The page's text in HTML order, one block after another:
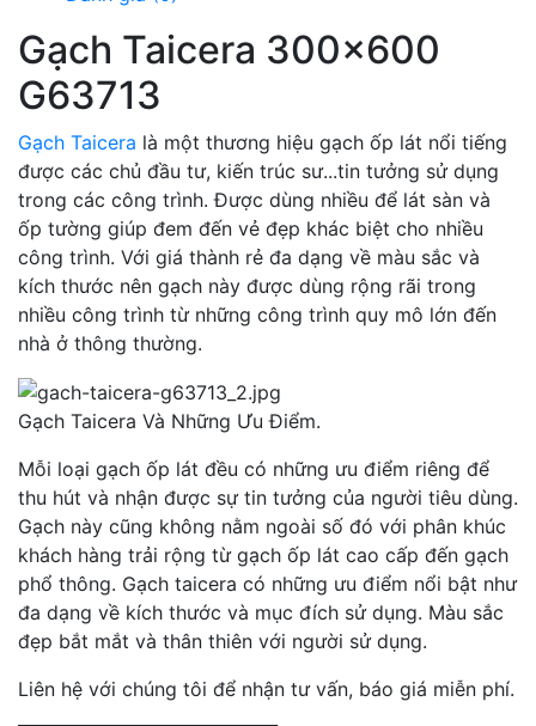
Gạch Taicera 300x600
G63713
Gạch Taicera là một thương hiệu gạch ốp lát nổi tiếng
được các chủ đầu tư, kiến trúc sư...tin tưởng sử dụng
trong các công trình. Được dùng nhiều để lát sàn và
ốp tường giúp đem đến vẻ đẹp khác biệt cho nhiều
công trình. Với giá thành rẻ đa dạng về màu sắc và
kích thước nên gạch này được dùng rộng rãi trong
nhiều công trình từ những công trình quy mô lớn đến
nhà ở thông thường.
Gạch Taicera Và Những Ưu Điểm.
Mỗi loại gạch ốp lát đều có những ưu điểm riêng để
thu hút và nhận được sự tin tưởng của người tiêu dùng.
Gạch này cũng không nằm ngoài số đó với phân khúc
khách hàng trải rộng từ gạch ốp lát cao cấp đến gạch
phổ thông. Gạch taicera có những ưu điểm nổi bật như
đa dạng về kích thước và mục đích sử dụng. Màu sắc
đẹp bắt mắt và thân thiên với người sử dụng.
Liên hệ với chúng tôi để nhận tư vấn, báo giá miễn phí.